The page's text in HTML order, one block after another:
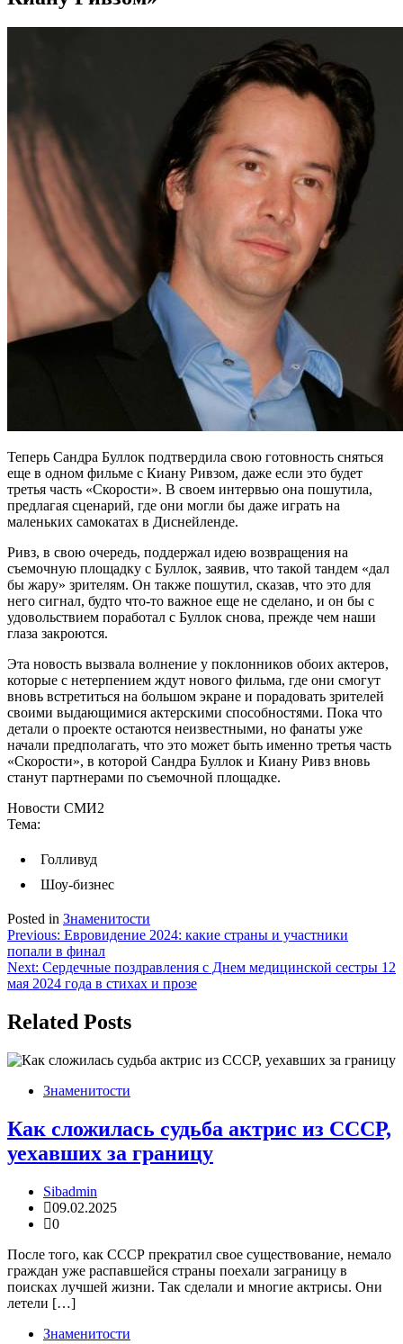
Теперь Сандра Буллок подтвердила свою готовность сняться
еще в одном фильме с Киану Ривзом, даже если это будет
третья часть «Скорости». В своем интервью она пошутила,
предлагая сценарий, где они могли бы даже играть на
маленьких самокатах в Диснейленде.
Ривз, в свою очередь, поддержал идею возвращения на
съемочную площадку с Буллок, заявив, что такой тандем «дал
бы жару» зрителям. Он также пошутил, сказав, что это для
него сигнал, будто что-то важное еще не сделано, и он бы с
удовольствием поработал с Буллок снова, прежде чем наши
глаза закроются.
Эта новость вызвала волнение у поклонников обоих актеров,
которые с нетерпением ждут нового фильма, где они смогут
вновь встретиться на большом экране и порадовать зрителей
своими выдающимися актерскими способностями. Пока что
детали о проекте остаются неизвестными, но фанаты уже
начали предполагать, что это может быть именно третья часть
«Скорости», в которой Сандра Буллок и Киану Ривз вновь
станут партнерами по съемочной площадке.
Новости СМИ2
Тема:
Голливуд
Шоу-бизнес
Posted in Знаменитости
Навигация
по
записям
Previous: Евровидение 2024: какие страны и участники
попали в финал
Next: Сердечные поздравления с Днем медицинской сестры 12
мая 2024 года в стихах и прозе
Related Posts
Знаменитости
Как сложилась судьба актрис из СССР,
уехавших за границу
Sibadmin
09.02.2025
0
После того, как СССР прекратил свое существование, немало
граждан уже распавшейся страны поехали заграницу в
поисках лучшей жизни. Так сделали и многие актрисы. Они
летели […]
Знаменитости